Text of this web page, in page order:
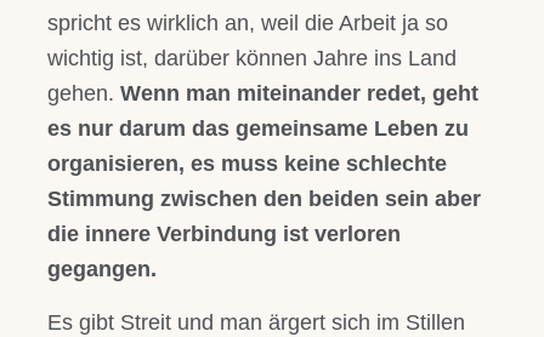
spricht es wirklich an, weil die Arbeit ja so
wichtig ist, darüber können Jahre ins Land
gehen.Wenn man miteinander redet, geht
es nur darum das gemeinsame Leben zu
organisieren, es muss keine schlechte
Stimmung zwischen den beiden sein aber
die innere Verbindung ist verloren
gegangen.
Es gibt Streit und man ärgert sich im Stillen